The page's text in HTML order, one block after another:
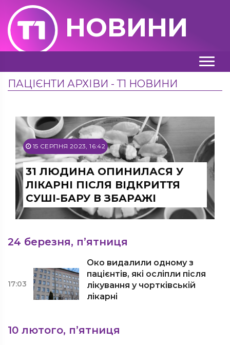
НОВИНИ
ПАЦІЄНТИ АРХІВИ - Т1 НОВИНИ
15 СЕРПНЯ 2023, 16:42
31 ЛЮДИНА ОПИНИЛАСЯ У
ЛІКАРНІ ПІСЛЯ ВІДКРИТТЯ
СУШІ-БАРУ В ЗБАРАЖІ
24 березня, п’ятниця
17:03
Око видалили одному з
пацієнтів, які осліпли після
лікування у чортківській
лікарні
10 лютого, п’ятниця